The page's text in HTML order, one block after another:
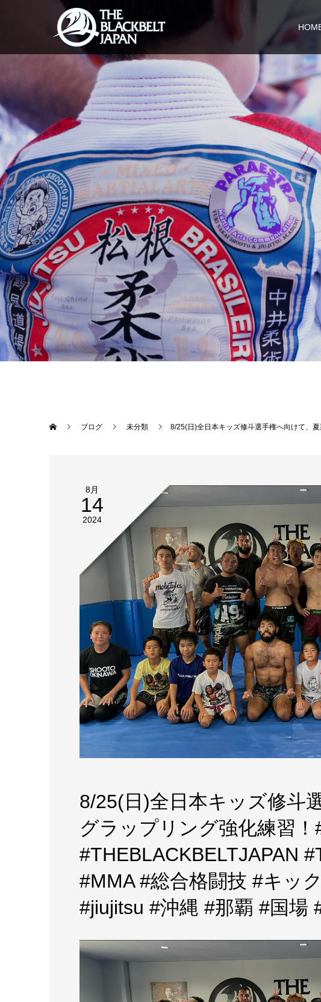
ブログ 未分類 8/25(日)全日本キッズ修斗選手権へ向けて、夏期グラ
8月
14
2024
8/25(日)全日本キッズ修斗
グラップリング強化練習
#THEBLACKBELTJAPAN
#MMA #総合格闘技 #キッ
#jiujitsu #沖縄 #那覇 #国場